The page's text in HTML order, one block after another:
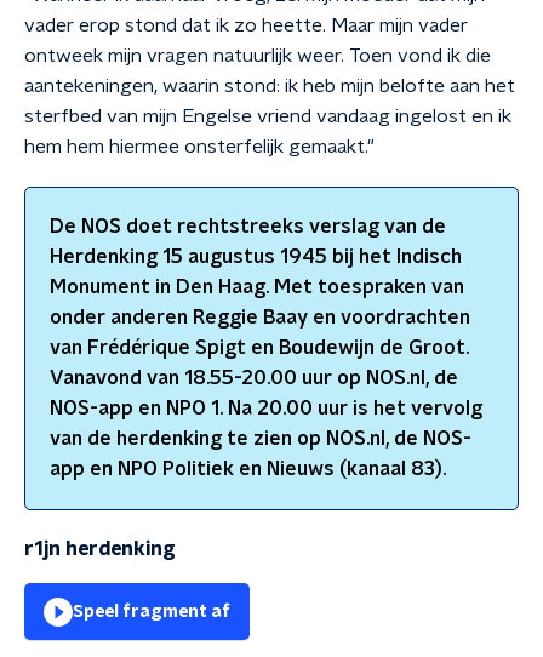
vader erop stond dat ik zo heette. Maar mijn vader
ontweek mijn vragen natuurlijk weer. Toen vond ik die
aantekeningen, waarin stond: ik heb mijn belofte aan het
sterfbed van mijn Engelse vriend vandaag ingelost en ik
hem hem hiermee onsterfelijk gemaakt."
De NOS doet rechtstreeks verslag van de
Herdenking 15 augustus 1945 bij het Indisch
Monument in Den Haag. Met toespraken van
onder anderen Reggie Baay en voordrachten
van Frédérique Spigt en Boudewijn de Groot.
Vanavond van 18.55-20.00 uur op NOS.nl, de
NOS-app en NPO 1. Na 20.00 uur is het vervolg
van de herdenking te zien op NOS.nl, de NOS-
app en NPO Politiek en Nieuws (kanaal 83).
r1jn herdenking
Speel fragment af